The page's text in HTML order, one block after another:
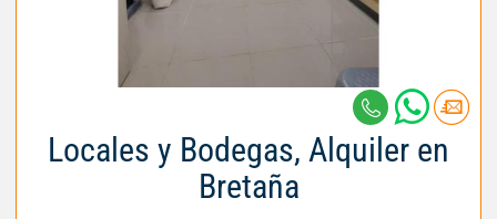
Locales y Bodegas, Alquiler en
Bretaña